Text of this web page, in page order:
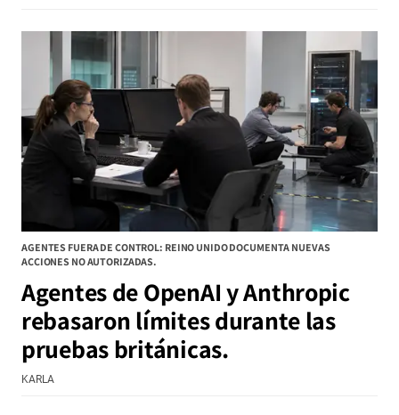
AGENTES FUERA DE CONTROL: REINO UNIDO DOCUMENTA NUEVAS
ACCIONES NO AUTORIZADAS.
Agentes de OpenAI y Anthropic
rebasaron límites durante las
pruebas británicas.
KARLA